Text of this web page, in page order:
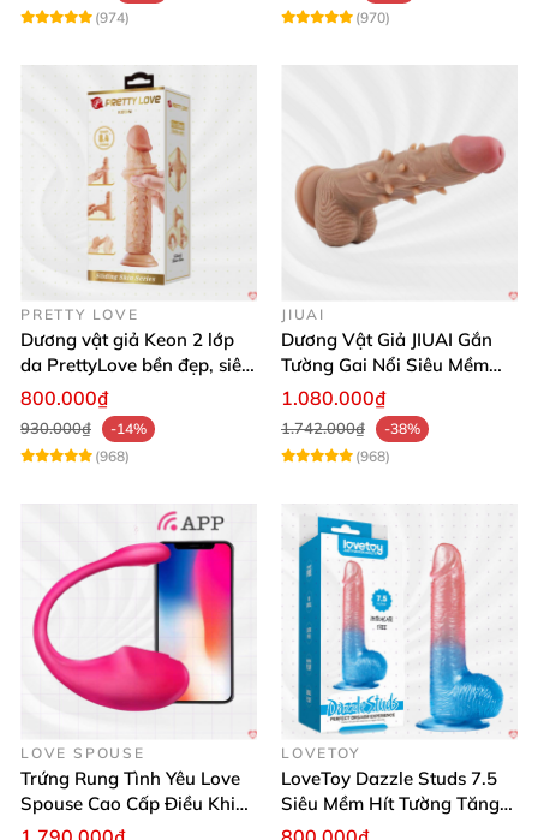
(974)
(970)
PRETTY LOVE
Dương vật giả Keon 2 lớp
da PrettyLove bền đẹp, siêu
mềm mại
800.000₫
930.000₫
-14%
(968)
JIUAI
Dương Vật Giả JIUAI Gắn
Tường Gai Nổi Siêu Mềm
Thoải Mái Mua Ngay
1.080.000₫
1.742.000₫
-38%
(968)
LOVE SPOUSE
Trứng Rung Tình Yêu Love
Spouse Cao Cấp Điều Khiển
App Đỉnh Cao
LOVETOY
LoveToy Dazzle Studs 7.5
Siêu Mềm Hít Tường Tăng
Khoái Cảm